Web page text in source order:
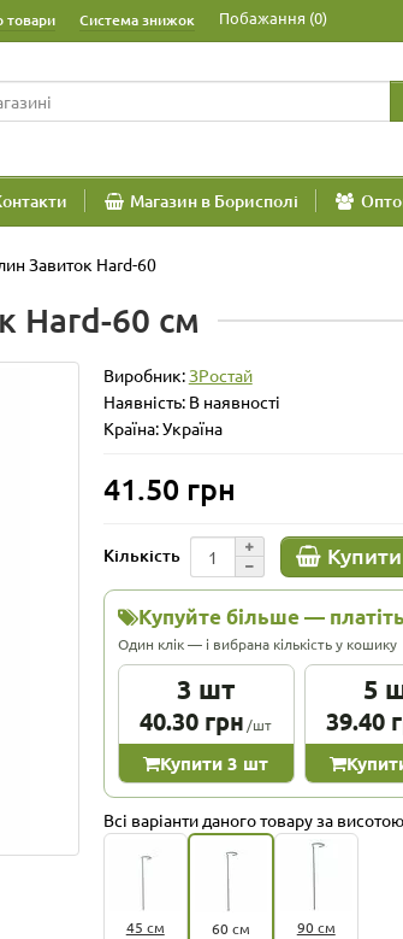
товари Система знижок Побажання (0)
Магазин в Борисполі
Завиток Hard-60
Hard-60 см
Виробник:ЗРостай
Наявність: В наявності
Країна: Україна
41.50 грн
Кількість Купити
Купуйте більше —
Один клік — і вибрана кількість у кошику
3 шт
40.30 грн /шт
Купити 3 шт
5
39.40
Всі варіанти даного товару за
45 см 60 см 90 см